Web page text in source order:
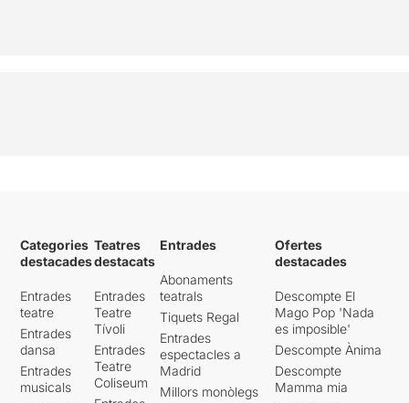
Categories
destacades
Entrades
teatre
Entrades
dansa
Entrades
musicals
Teatres
destacats
Entrades
Teatre
Tívoli
Entrades
Teatre
Coliseum
Entrades
Abonaments
teatrals
Tiquets Regal
Entrades
espectacles a
Madrid
Millors monòlegs
Ofertes
destacades
Descompte El
Mago Pop 'Nada
es imposible'
Descompte Ànima
Descompte
Mamma mia